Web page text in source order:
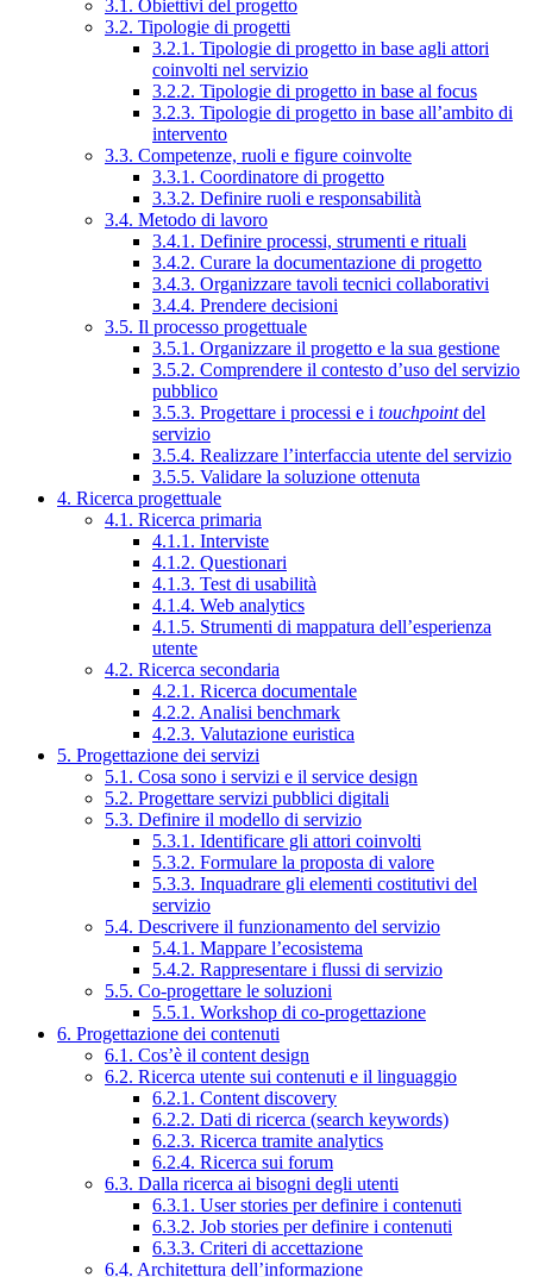
3.1. Obiettivi del progetto
3.2. Tipologie di progetti
3.2.1. Tipologie di progetto in base agli attori
coinvolti nel servizio
3.2.2. Tipologie di progetto in base al focus
3.2.3. Tipologie di progetto in base all’ambito di
intervento
3.3. Competenze, ruoli e figure coinvolte
3.3.1. Coordinatore di progetto
3.3.2. Definire ruoli e responsabilità
3.4. Metodo di lavoro
3.4.1. Definire processi, strumenti e rituali
3.4.2. Curare la documentazione di progetto
3.4.3. Organizzare tavoli tecnici collaborativi
3.4.4. Prendere decisioni
3.5. Il processo progettuale
3.5.1. Organizzare il progetto e la sua gestione
3.5.2. Comprendere il contesto d’uso del servizio
pubblico
3.5.3. Progettare i processi e i touchpointdel
servizio
3.5.4. Realizzare l’interfaccia utente del servizio
3.5.5. Validare la soluzione ottenuta
4. Ricerca progettuale
4.1. Ricerca primaria
4.1.1. Interviste
4.1.2. Questionari
4.1.3. Test di usabilità
4.1.4. Web analytics
4.1.5. Strumenti di mappatura dell’esperienza
utente
4.2. Ricerca secondaria
4.2.1. Ricerca documentale
4.2.2. Analisi benchmark
4.2.3. Valutazione euristica
5. Progettazione dei servizi
5.1. Cosa sono i servizi e il service design
5.2. Progettare servizi pubblici digitali
5.3. Definire il modello di servizio
5.3.1. Identificare gli attori coinvolti
5.3.2. Formulare la proposta di valore
5.3.3. Inquadrare gli elementi costitutivi del
servizio
5.4. Descrivere il funzionamento del servizio
5.4.1. Mappare l’ecosistema
5.4.2. Rappresentare i flussi di servizio
5.5. Co-progettare le soluzioni
5.5.1. Workshop di co-progettazione
6. Progettazione dei contenuti
6.1. Cos’è il content design
6.2. Ricerca utente sui contenuti e il linguaggio
6.2.1. Content discovery
6.2.2. Dati di ricerca (search keywords)
6.2.3. Ricerca tramite analytics
6.2.4. Ricerca sui forum
6.3. Dalla ricerca ai bisogni degli utenti
6.3.1. User stories per definire i contenuti
6.3.2. Job stories per definire i contenuti
6.3.3. Criteri di accettazione
6.4. Architettura dell’informazione